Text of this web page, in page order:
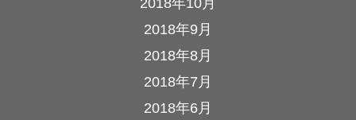
2018年9月
2018年8月
2018年7月
2018年6月